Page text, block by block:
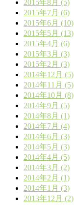
2015年8月 (5)
2015年7月 (6)
2015年6月 (10)
2015年5月 (13)
2015年4月 (6)
2015年3月 (3)
2015年2月 (3)
2014年12月 (5)
2014年11月 (5)
2014年10月 (8)
2014年9月 (5)
2014年8月 (1)
2014年7月 (4)
2014年6月 (3)
2014年5月 (3)
2014年4月 (5)
2014年3月 (2)
2014年2月 (1)
2014年1月 (3)
2013年12月 (2)